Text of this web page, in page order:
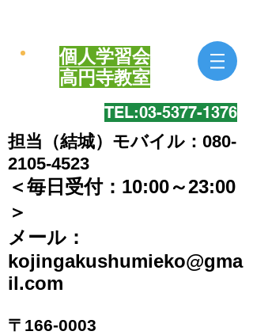
個人学習会
​高円寺教室
TEL:​03-5377-1376
担当（結城）モバイル：080-
2105-4523
＜毎日受付：10:00～23:00
＞
​メール：
kojingakushumieko@gma
il.com
〒166-0003